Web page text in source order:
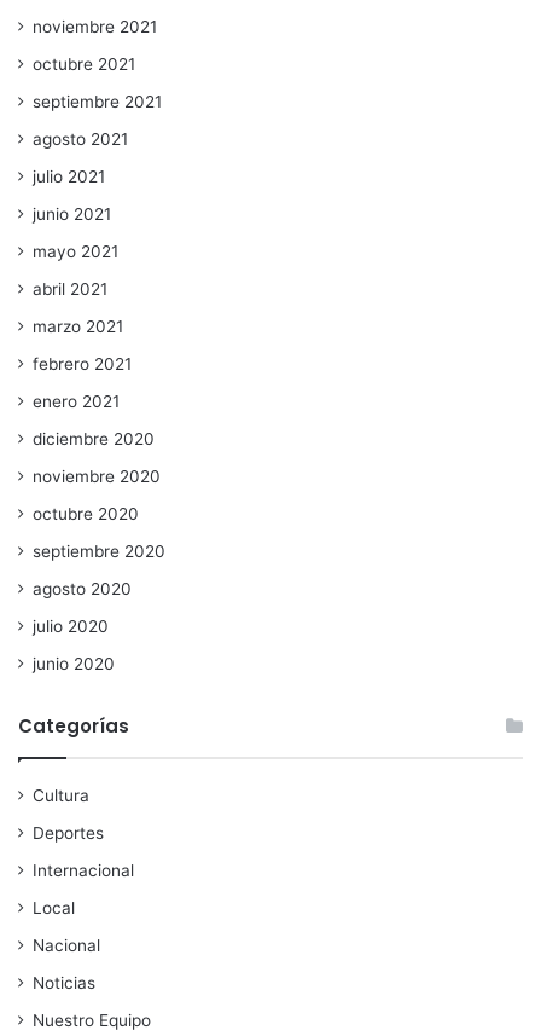
noviembre 2021
octubre 2021
septiembre 2021
agosto 2021
julio 2021
junio 2021
mayo 2021
abril 2021
marzo 2021
febrero 2021
enero 2021
diciembre 2020
noviembre 2020
octubre 2020
septiembre 2020
agosto 2020
julio 2020
junio 2020
Categorías
Cultura
Deportes
Internacional
Local
Nacional
Noticias
Nuestro Equipo